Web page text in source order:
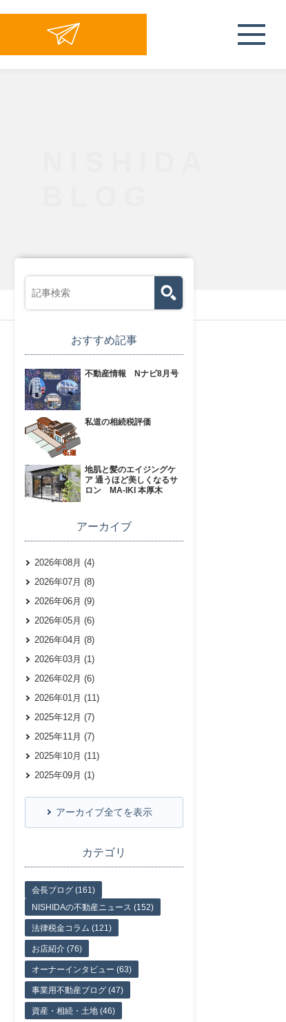
おすすめ記事
不動産情報 Nナビ8月号
私道の相続税評価
地肌と髪のエイジングケ
ア 通うほど美しくなるサ
ロン MA-IKI 本厚木
アーカイブ
2026年08月 (4)
2026年07月 (8)
2026年06月 (9)
2026年05月 (6)
2026年04月 (8)
2026年03月 (1)
2026年02月 (6)
2026年01月 (11)
2025年12月 (7)
2025年11月 (7)
2025年10月 (11)
2025年09月 (1)
アーカイブ全てを表示
カテゴリ
会長ブログ (161)
NISHIDAの不動産ニュース (152)
法律税金コラム (121)
お店紹介 (76)
オーナーインタビュー (63)
事業用不動産ブログ (47)
資産・相続・土地 (46)